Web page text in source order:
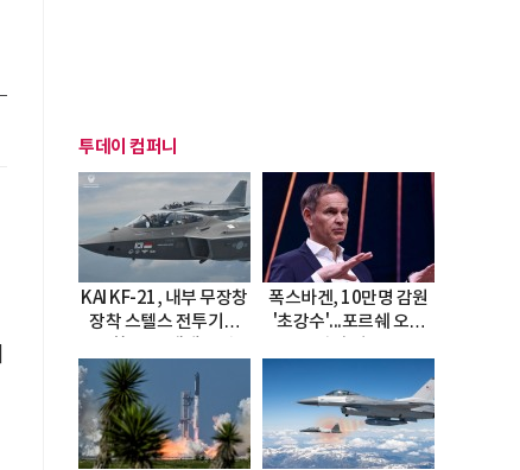
투데이 컴퍼니
KAI KF-21, 내부 무장창
장착 스텔스 전투기로
폭스바겐, 10만명 감원
'초강수'...포르쉐 오너